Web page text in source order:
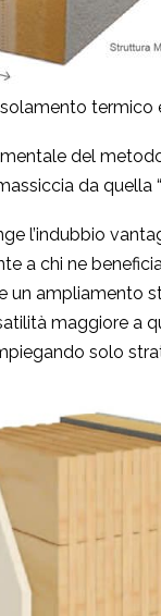
del
da quella
l’indubbio
a chi ne
un ampliamento
maggiore a
solo